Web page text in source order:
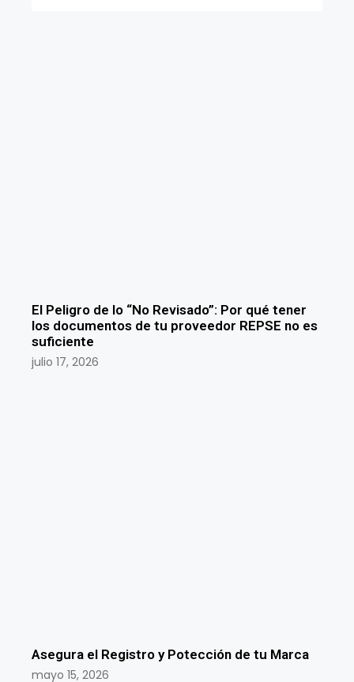
El Peligro de lo “No Revisado”: Por qué tener
los documentos de tu proveedor REPSE no es
suficiente
julio 17, 2026
Asegura el Registro y Potección de tu Marca
mayo 15, 2026